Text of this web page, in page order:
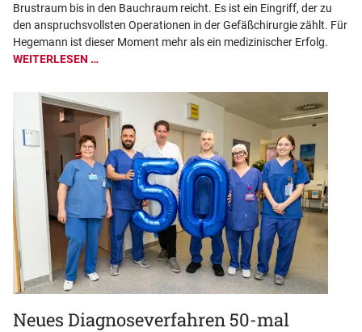
Brustraum bis in den Bauchraum reicht. Es ist ein Eingriff, der zu
den anspruchsvollsten Operationen in der Gefäßchirurgie zählt. Für
Hegemann ist dieser Moment mehr als ein medizinischer Erfolg.
WEITERLESEN …
Neues Diagnoseverfahren 50-mal